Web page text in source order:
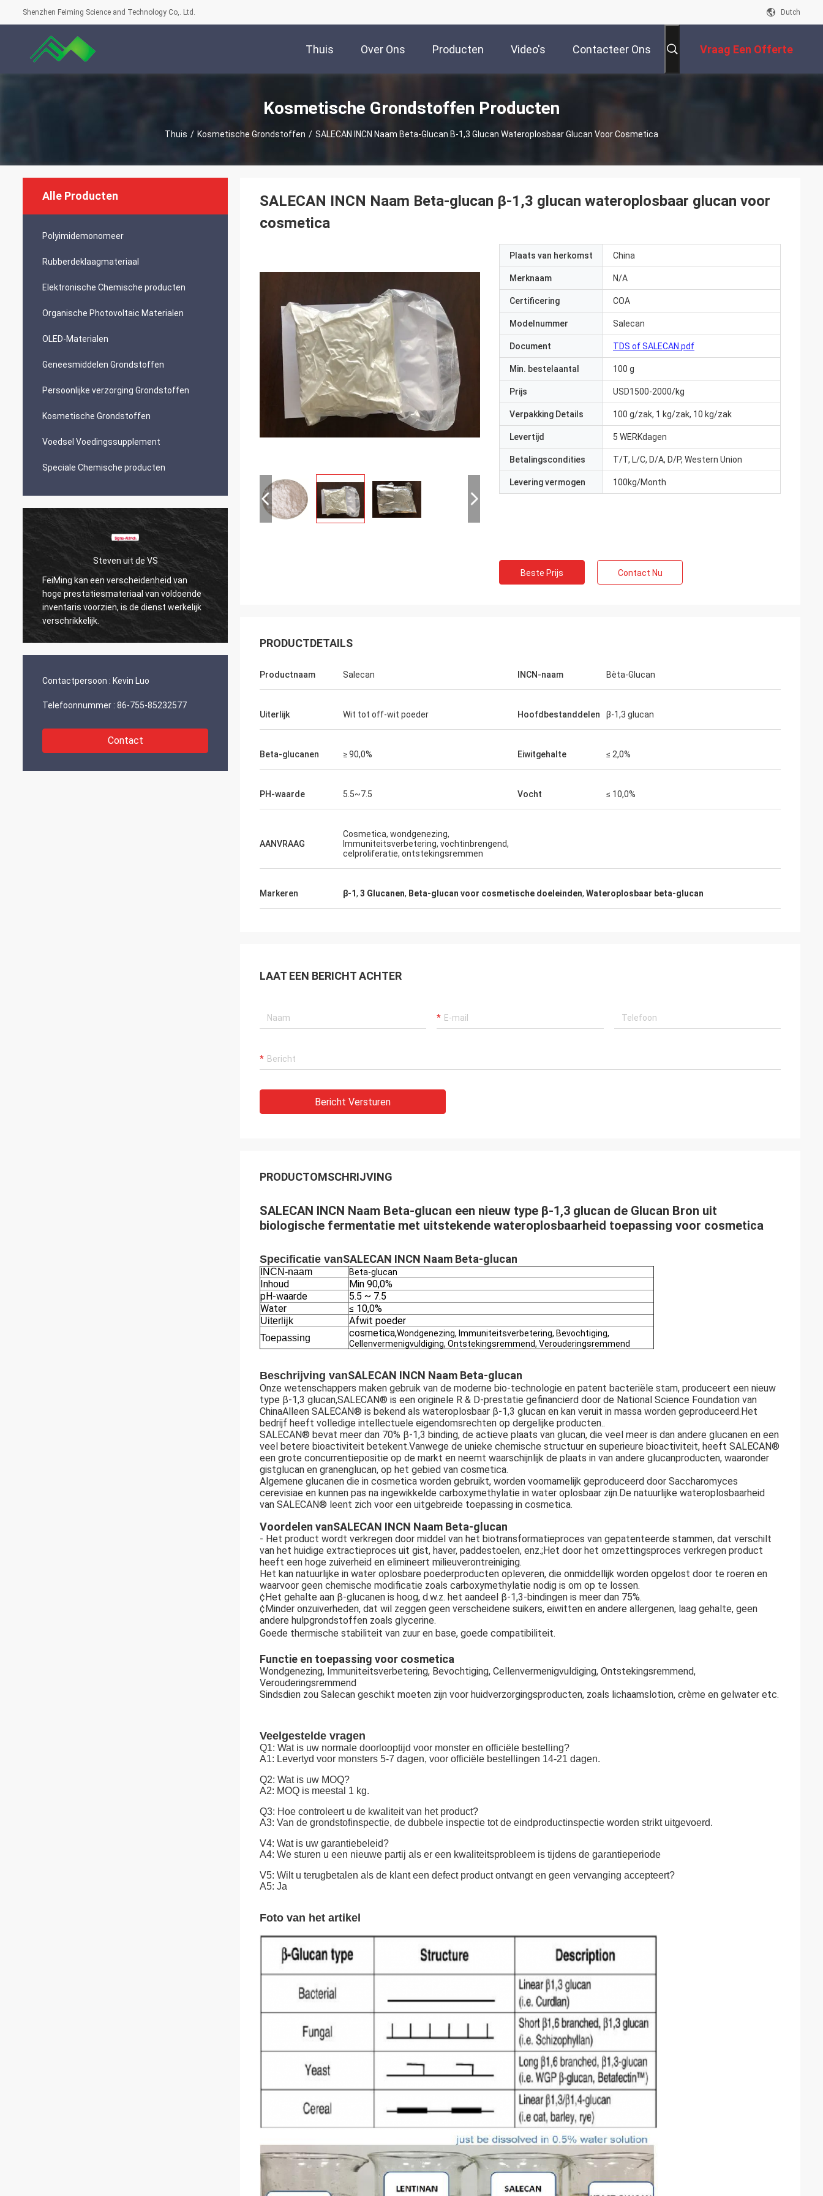
Shenzhen Feiming Science and Technology Co,. Ltd. Dutch
Thuis Over Ons Producten Video's Contacteer Ons Vraag Een Offerte
Kosmetische Grondstoffen Producten
Thuis / Kosmetische Grondstoffen / SALECAN INCN Naam Beta-Glucan Β-1,3 Glucan Wateroplosbaar Glucan Voor Cosmetica
Alle Producten
Polyimidemonomeer
Rubberdeklaagmateriaal
Elektronische Chemische producten
Organische Photovoltaic Materialen
OLED-Materialen
Geneesmiddelen Grondstoffen
Persoonlijke verzorging Grondstoffen
Kosmetische Grondstoffen
Voedsel Voedingssupplement
Speciale Chemische producten
Steven uit de VS
FeiMing kan een verscheidenheid van
hoge prestatiesmateriaal van voldoende
inventaris voorzien, is de dienst werkelijk
verschrikkelijk.
Lara Schenk uit België
Het is Verbazend dat Feiming-de dienst
Contactpersoon : Kevin Luo
Telefoonnummer : 86-755-85232577
Contact
SALECAN INCN Naam Beta-glucan β-1,3 glucan wateroplosbaar glucan voor
cosmetica
Plaats van herkomst China
Merknaam N/A
Certificering COA
Modelnummer Salecan
Document TDS of SALECAN.pdf
Min. bestelaantal 100 g
Prijs USD1500-2000/kg
Verpakking Details 100 g/zak, 1 kg/zak, 10 kg/zak
Levertijd 5 WERKdagen
Betalingscondities T/T, L/C, D/A, D/P, Western Union
Levering vermogen 100kg/Month
Beste Prijs Contact Nu
PRODUCTDETAILS
Productnaam Salecan INCN-naam Bèta-Glucan
Uiterlijk Wit tot off-wit poeder Hoofdbestanddelen β-1,3 glucan
Beta-glucanen ≥ 90,0% Eiwitgehalte ≤ 2,0%
PH-waarde 5.5~7.5 Vocht ≤ 10,0%
AANVRAAG
Cosmetica, wondgenezing,
Immuniteitsverbetering, vochtinbrengend,
celproliferatie, ontstekingsremmen
Markeren β-1, 3 Glucanen, Beta-glucan voor cosmetische doeleinden, Wateroplosbaar beta-glucan
LAAT EEN BERICHT ACHTER
Bericht Versturen
PRODUCTOMSCHRIJVING
SALECAN INCN Naam Beta-glucan een nieuw type β-1,3 glucan de Glucan Bron uit
biologische fermentatie met uitstekende wateroplosbaarheid toepassing voor cosmetica
Specificatie vanSALECAN INCN Naam Beta-glucan
INCN-naam Beta-glucan
Inhoud
Min 90,0%
pH-waarde
5.5 ~ 7.5
Water
≤ 10,0%
Uiterlijk Afwit poeder
Toepassing cosmetica,Wondgenezing, Immuniteitsverbetering, Bevochtiging,
Cellenvermenigvuldiging, Ontstekingsremmend, Verouderingsremmend
Beschrijving vanSALECAN INCN Naam Beta-glucan
Onze wetenschappers maken gebruik van de moderne bio-technologie en patent bacteriële stam, produceert een nieuw
type β-1,3 glucan,SALECAN® is een originele R & D-prestatie gefinancierd door de National Science Foundation van
ChinaAlleen SALECAN® is bekend als wateroplosbaar β-1,3 glucan en kan veruit in massa worden geproduceerd.Het
bedrijf heeft volledige intellectuele eigendomsrechten op dergelijke producten..
SALECAN® bevat meer dan 70% β-1,3 binding, de actieve plaats van glucan, die veel meer is dan andere glucanen en een
veel betere bioactiviteit betekent.Vanwege de unieke chemische structuur en superieure bioactiviteit, heeft SALECAN®
een grote concurrentiepositie op de markt en neemt waarschijnlijk de plaats in van andere glucanproducten, waaronder
gistglucan en granenglucan, op het gebied van cosmetica.
Algemene glucanen die in cosmetica worden gebruikt, worden voornamelijk geproduceerd door Saccharomyces
cerevisiae en kunnen pas na ingewikkelde carboxymethylatie in water oplosbaar zijn.De natuurlijke wateroplosbaarheid
van SALECAN® leent zich voor een uitgebreide toepassing in cosmetica.
Voordelen vanSALECAN INCN Naam Beta-glucan
- Het product wordt verkregen door middel van het biotransformatieproces van gepatenteerde stammen, dat verschilt
van het huidige extractieproces uit gist, haver, paddestoelen, enz.;Het door het omzettingsproces verkregen product
heeft een hoge zuiverheid en elimineert milieuverontreiniging.
Het kan natuurlijke in water oplosbare poederproducten opleveren, die onmiddellijk worden opgelost door te roeren en
waarvoor geen chemische modificatie zoals carboxymethylatie nodig is om op te lossen.
¢Het gehalte aan β-glucanen is hoog, d.w.z. het aandeel β-1,3-bindingen is meer dan 75%.
¢Minder onzuiverheden, dat wil zeggen geen verscheidene suikers, eiwitten en andere allergenen, laag gehalte, geen
andere hulpgrondstoffen zoals glycerine.
Goede thermische stabiliteit van zuur en base, goede compatibiliteit.
Functie en toepassing voor cosmetica
Wondgenezing, Immuniteitsverbetering, Bevochtiging, Cellenvermenigvuldiging, Ontstekingsremmend,
Verouderingsremmend
Sindsdien zou Salecan geschikt moeten zijn voor huidverzorgingsproducten, zoals lichaamslotion, crème en gelwater etc.
Veelgestelde vragen
Q1: Wat is uw normale doorlooptijd voor monster en officiële bestelling?
A1: Levertyd voor monsters 5-7 dagen, voor officiële bestellingen 14-21 dagen.
Q2: Wat is uw MOQ?
A2: MOQ is meestal 1 kg.
Q3: Hoe controleert u de kwaliteit van het product?
A3: Van de grondstofinspectie, de dubbele inspectie tot de eindproductinspectie worden strikt uitgevoerd.
V4: Wat is uw garantiebeleid?
A4: We sturen u een nieuwe partij als er een kwaliteitsprobleem is tijdens de garantieperiode
V5: Wilt u terugbetalen als de klant een defect product ontvangt en geen vervanging accepteert?
A5: Ja
Foto van het artikel